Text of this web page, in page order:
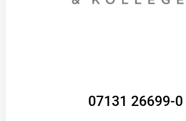
07131 26699-0